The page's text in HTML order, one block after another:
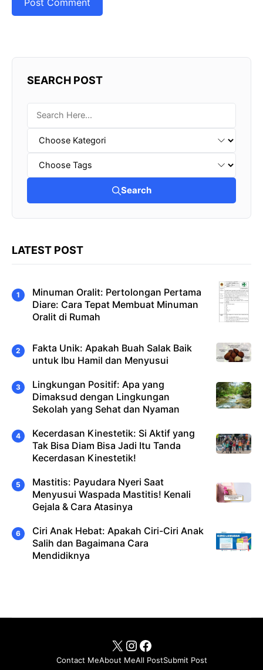
SEARCH POST
Search
LATEST POST
Minuman Oralit: Pertolongan Pertama
Diare: Cara Tepat Membuat Minuman
Oralit di Rumah
Fakta Unik: Apakah Buah Salak Baik
untuk Ibu Hamil dan Menyusui
Lingkungan Positif: Apa yang
Dimaksud dengan Lingkungan
Sekolah yang Sehat dan Nyaman
Kecerdasan Kinestetik: Si Aktif yang
Tak Bisa Diam Bisa Jadi Itu Tanda
Kecerdasan Kinestetik!
Mastitis: Payudara Nyeri Saat
Menyusui Waspada Mastitis! Kenali
Gejala & Cara Atasinya
Ciri Anak Hebat: Apakah Ciri-Ciri Anak
Salih dan Bagaimana Cara
Mendidiknya
Contact MeAbout MeAll PostSubmit Post
X Instagram
Facebook